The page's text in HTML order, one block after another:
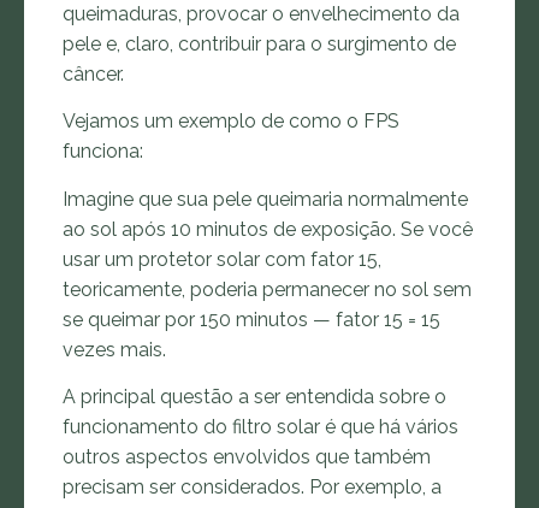
queimaduras, provocar o envelhecimento da
pele e, claro, contribuir para o surgimento de
câncer.
Vejamos um exemplo de como o FPS
funciona:
Imagine que sua pele queimaria normalmente
ao sol após 10 minutos de exposição. Se você
usar um protetor solar com fator 15,
teoricamente, poderia permanecer no sol sem
se queimar por 150 minutos — fator 15 = 15
vezes mais.
A principal questão a ser entendida sobre o
funcionamento do filtro solar é que há vários
outros aspectos envolvidos que também
precisam ser considerados. Por exemplo, a